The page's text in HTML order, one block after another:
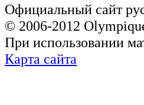
Официальный сайт
© 2006-2012
При использовании
Карта сайта